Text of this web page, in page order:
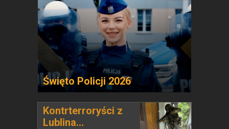
Święto Policji 2026
Kontrterroryści z
Lublina...